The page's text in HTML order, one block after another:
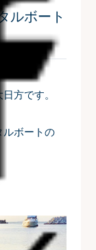
ルボート
方です。
ルボートの